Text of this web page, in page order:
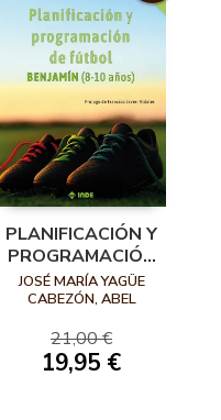
PLANIFICACIÓN Y
PROGRAMACIÓN
DE FÚTBOL,
BENJAMÍN (8-10
JOSÉ MARÍA YAGÜE
CABEZÓN, ABEL
21,00 €
19,95 €